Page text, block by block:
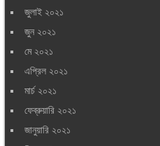
জুলাই ২০২১
জুন ২০২১
মে ২০২১
এপ্রিল ২০২১
মার্চ ২০২১
ফেব্রুয়ারি ২০২১
জানুয়ারি ২০২১